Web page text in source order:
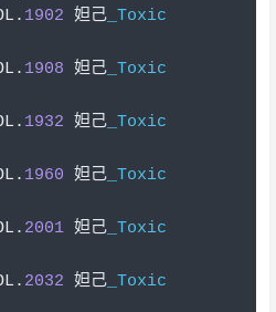
. 1902 妲己_Toxic
. 1908 妲己_Toxic
. 1932 妲己_Toxic
. 1960 妲己_Toxic
. 2001 妲己_Toxic
. 2032 妲己_Toxic